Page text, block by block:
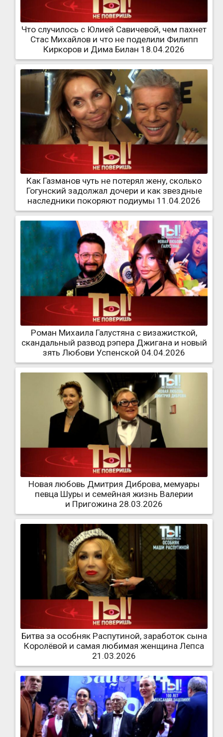
Что случилось с Юлией Савичевой, чем пахнет
Стас Михайлов и что не поделили Филипп
Киркоров и Дима Билан 18.04.2026
Как Газманов чуть не потерял жену, сколько
Гогунский задолжал дочери и как звездные
наследники покоряют подиумы 11.04.2026
Роман Михаила Галустяна с визажисткой,
скандальный развод рэпера Джигана и новый
зять Любови Успенской 04.04.2026
Новая любовь Дмитрия Диброва, мемуары
певца Шуры и семейная жизнь Валерии
и Пригожина 28.03.2026
Битва за особняк Распутиной, заработок сына
Королёвой и самая любимая женщина Лепса
21.03.2026